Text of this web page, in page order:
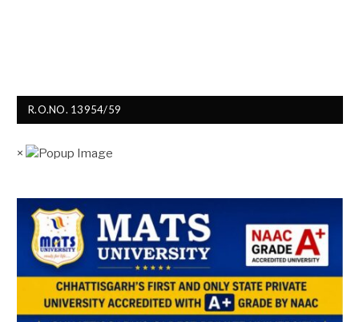
R.O.NO. 13954/59
×